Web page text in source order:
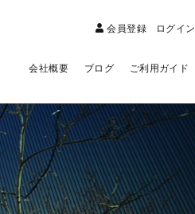
会員登録 ログイン
会社概要 ブログ ご利用ガイド